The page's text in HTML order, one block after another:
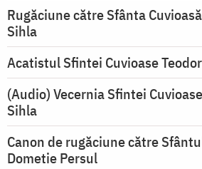
Rugăciune către Sfânta
Sihla
Acatistul Sfintei Cuvioase
(Audio) Vecernia Sfintei
Sihla
Canon de rugăciune către
Dometie Persul